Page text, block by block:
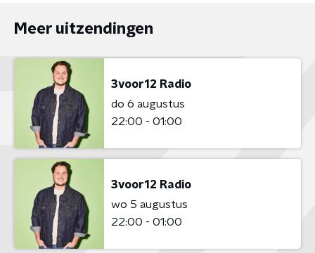
Meer uitzendingen
3voor12 Radio
do 6 augustus
22:00 - 01:00
3voor12 Radio
wo 5 augustus
22:00 - 01:00